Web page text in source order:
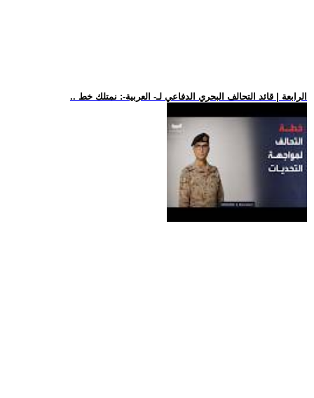
.. الرابعة | قائد التحالف البحري الدفاعي لـ- العربية-: نمتلك خط